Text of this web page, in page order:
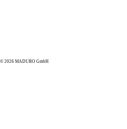
© 2026 MADURO GmbH